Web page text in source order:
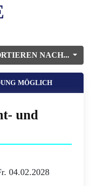
NACH...
MÖGLICH
und
04.02.2028